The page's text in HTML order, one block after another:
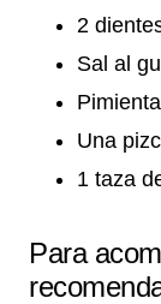
2
Sal al
Una
1 taza
Para